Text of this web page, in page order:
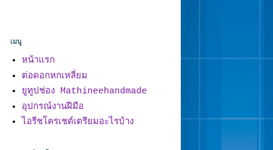
เมนู
หน้าแรก
ต่อดอกหกเหลี่ยม
ยูทูปช่อง Mathineehandmade
อุปกรณ์งานฝีมือ
ไอรีชโครเชต์เตรียมอะไรบ้าง